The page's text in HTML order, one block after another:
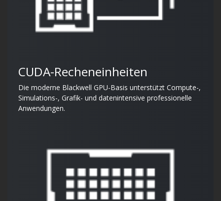
CUDA-Recheneinheiten
Die moderne Blackwell GPU-Basis unterstützt Compute-,
Simulations-, Grafik- und datenintensive professionelle
Anwendungen.